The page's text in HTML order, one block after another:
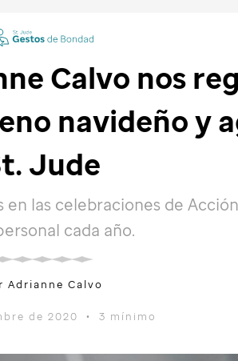
Calvo nos
navideño y
Jude
las celebraciones de
cada año.
Adrianne Calvo
de 2020 • 3 mínimo